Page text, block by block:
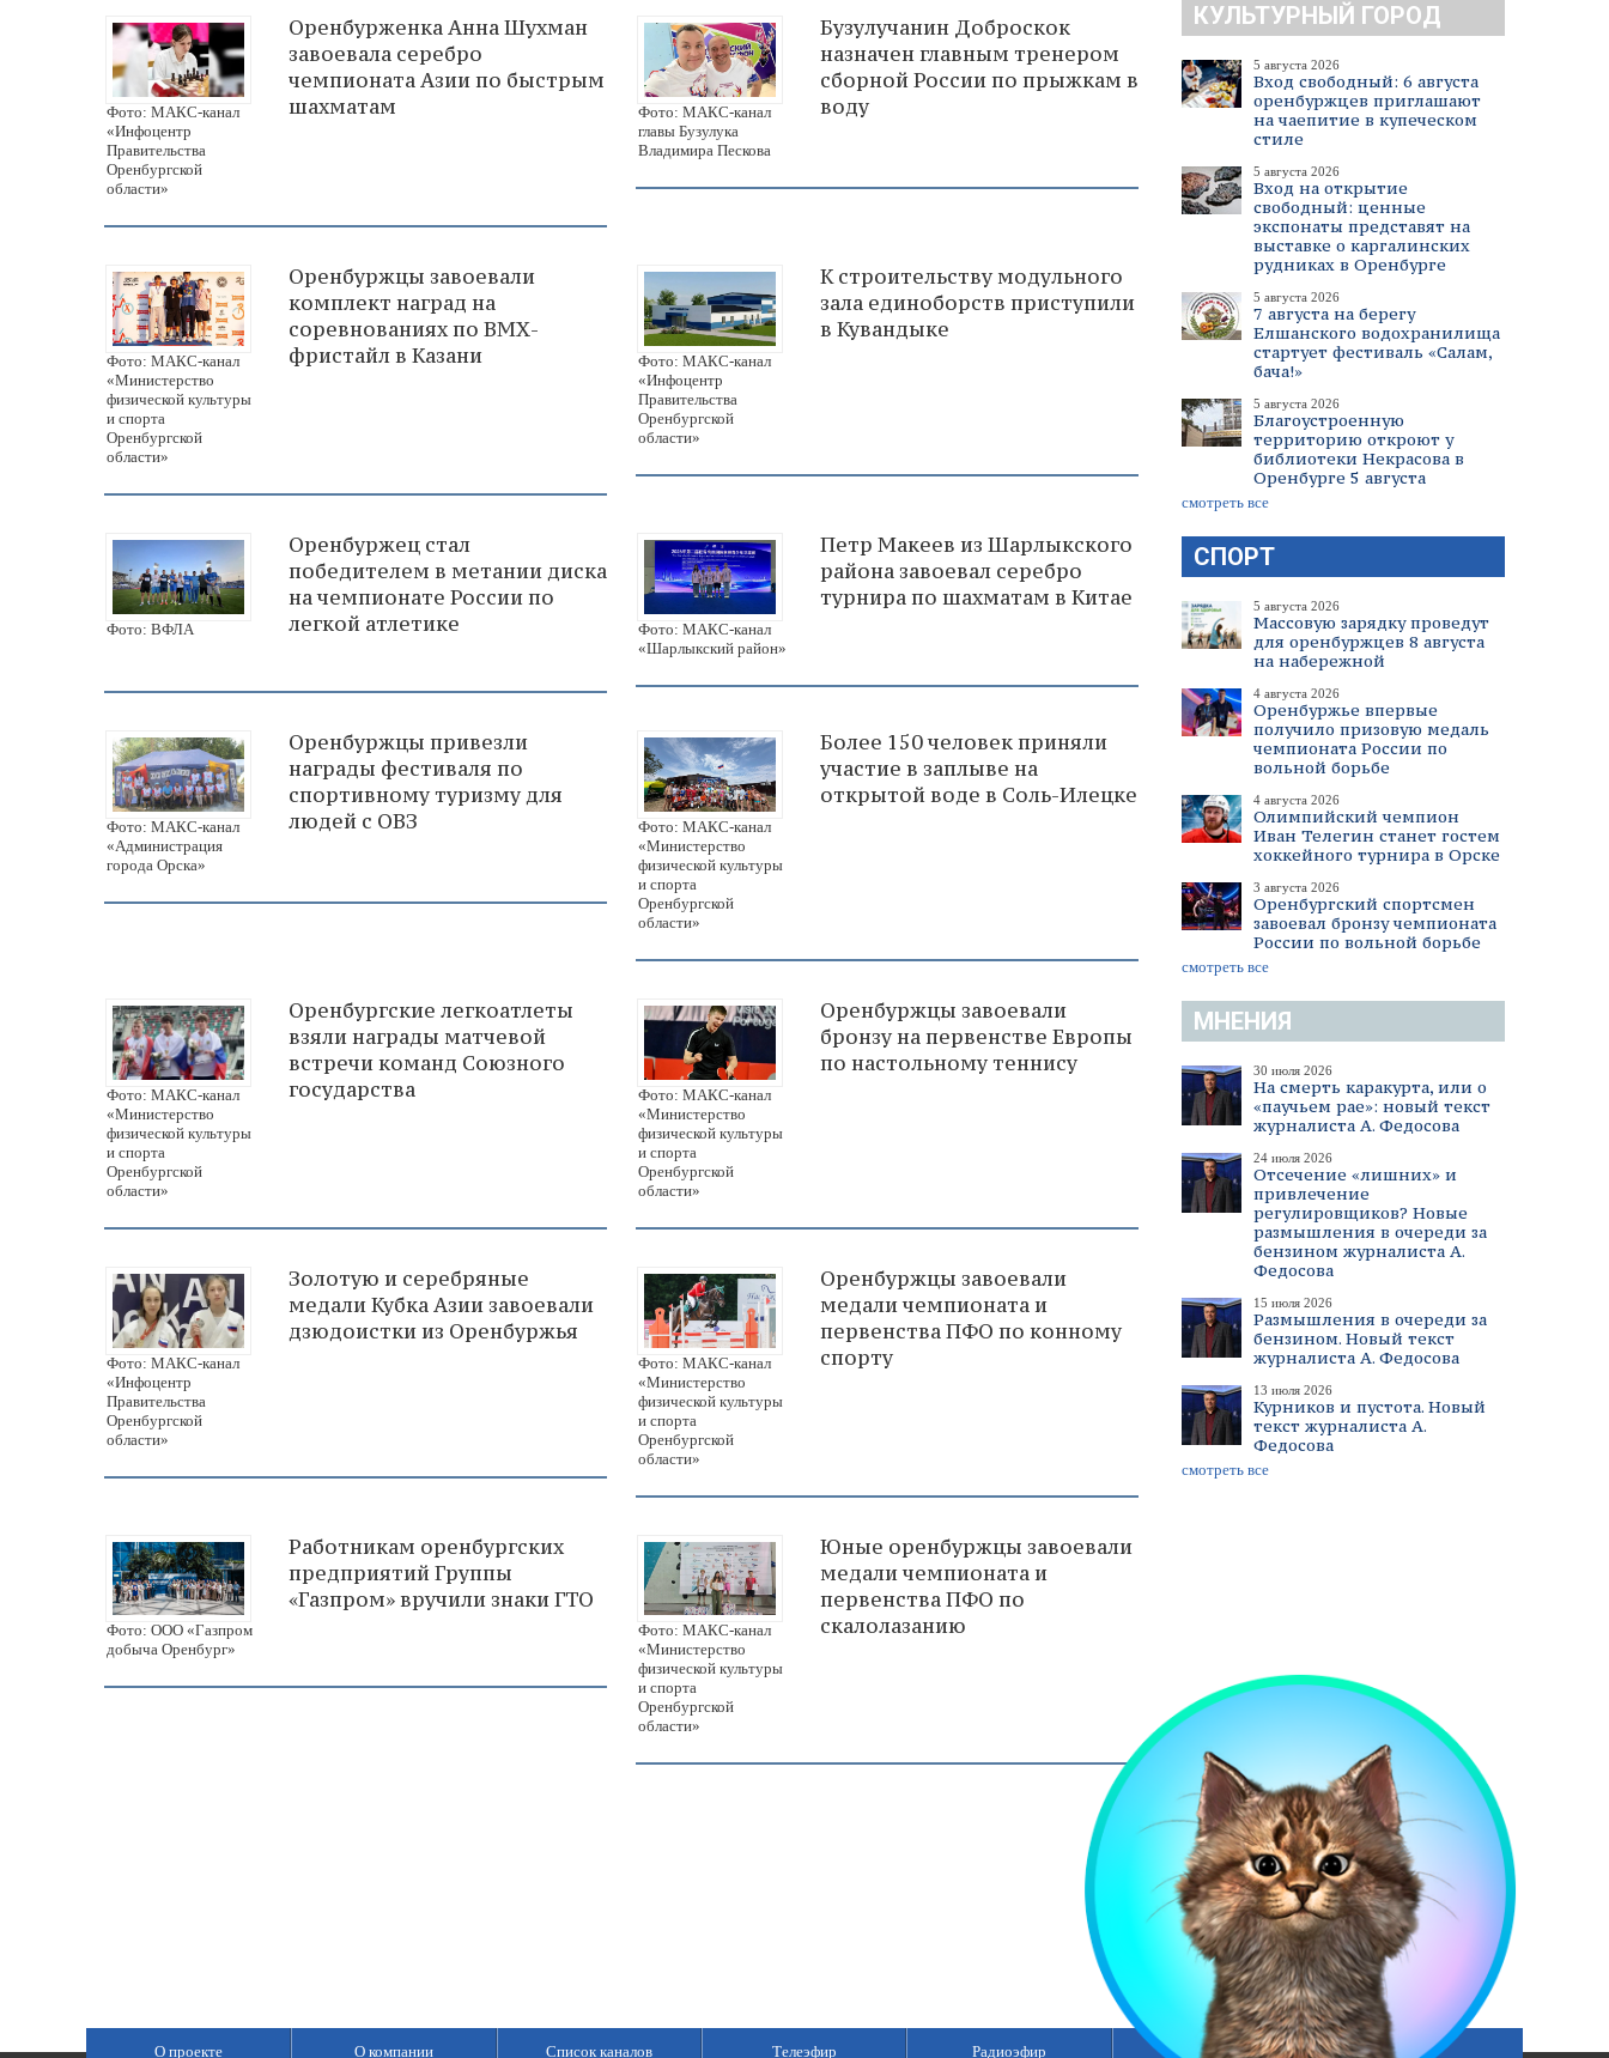
КУЛЬТУРНЫЙ ГОРОД
5 августа 2026
Вход свободный: 6 августа
оренбуржцев приглашают
на чаепитие в купеческом
стиле
5 августа 2026
Вход на открытие
свободный: ценные
экспонаты представят на
выставке о каргалинских
рудниках в Оренбурге
5 августа 2026
7 августа на берегу
Елшанского водохранилища
стартует фестиваль «Салам,
бача!»
5 августа 2026
Благоустроенную
территорию откроют у
библиотеки Некрасова в
Оренбурге 5 августа
смотреть все
СПОРТ
5 августа 2026
Массовую зарядку проведут
для оренбуржцев 8 августа
на набережной
4 августа 2026
Оренбуржье впервые
получило призовую медаль
чемпионата России по
вольной борьбе
4 августа 2026
Олимпийский чемпион
Иван Телегин станет гостем
хоккейного турнира в Орске
3 августа 2026
Оренбургский спортсмен
завоевал бронзу чемпионата
России по вольной борьбе
смотреть все
МНЕНИЯ
30 июля 2026
На смерть каракурта, или о
«паучьем рае»: новый текст
журналиста А. Федосова
24 июля 2026
Отсечение «лишних» и
привлечение
регулировщиков? Новые
размышления в очереди за
бензином журналиста А.
Федосова
15 июля 2026
Размышления в очереди за
бензином. Новый текст
журналиста А. Федосова
13 июля 2026
Курников и пустота. Новый
текст журналиста А.
Федосова
смотреть все
Фото: МАКС-канал
«Инфоцентр
Правительства
Оренбургской
области»
Оренбурженка Анна Шухман
завоевала серебро
чемпионата Азии по быстрым
шахматам
Фото: МАКС-канал
главы Бузулука
Владимира Пескова
Бузулучанин Доброскок
назначен главным тренером
сборной России по прыжкам в
воду
Фото: МАКС-канал
«Министерство
физической культуры
и спорта
Оренбургской
области»
Оренбуржцы завоевали
комплект наград на
соревнованиях по ВМХ-
фристайл в Казани
Фото: МАКС-канал
«Инфоцентр
Правительства
Оренбургской
области»
К строительству модульного
зала единоборств приступили
в Кувандыке
Фото: ВФЛА
Оренбуржец стал
победителем в метании диска
на чемпионате России по
легкой атлетике
Фото: МАКС-канал
«Шарлыкский район»
Петр Макеев из Шарлыкского
района завоевал серебро
турнира по шахматам в Китае
Фото: МАКС-канал
«Администрация
города Орска»
Оренбуржцы привезли
награды фестиваля по
спортивному туризму для
людей с ОВЗ
Фото: МАКС-канал
«Министерство
физической культуры
и спорта
Оренбургской
области»
Более 150 человек приняли
участие в заплыве на
открытой воде в Соль-Илецке
Фото: МАКС-канал
«Министерство
физической культуры
и спорта
Оренбургской
области»
Оренбургские легкоатлеты
взяли награды матчевой
встречи команд Союзного
государства
Фото: МАКС-канал
«Министерство
физической культуры
и спорта
Оренбургской
области»
Оренбуржцы завоевали
бронзу на первенстве Европы
по настольному теннису
Фото: МАКС-канал
«Инфоцентр
Правительства
Оренбургской
области»
Золотую и серебряные
медали Кубка Азии завоевали
дзюдоистки из Оренбуржья
Фото: МАКС-канал
«Министерство
физической культуры
и спорта
Оренбургской
области»
Оренбуржцы завоевали
медали чемпионата и
первенства ПФО по конному
спорту
Фото: ООО «Газпром
добыча Оренбург»
Работникам оренбургских
предприятий Группы
«Газпром» вручили знаки ГТО
Фото: МАКС-канал
«Министерство
физической культуры
и спорта
Оренбургской
области»
Юные оренбуржцы завоевали
медали чемпионата и
первенства ПФО по
скалолазанию
О проекте О компании Список каналов Телеэфир Радиоэфир Сетка вещания